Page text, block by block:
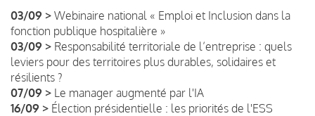
03/09 > Webinaire national « Emploi et Inclusion dans la
fonction publique hospitalière »
03/09 > Responsabilité territoriale de l’entreprise : quels
leviers pour des territoires plus durables, solidaires et
résilients ?
07/09 > Le manager augmenté par l'IA
16/09 > Élection présidentielle : les priorités de l'ESS